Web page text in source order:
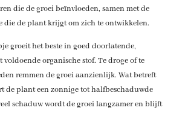
die de groei beïnvloeden, samen met de
die de plant krijgt om zich te ontwikkelen.
groeit het beste in goed doorlatende,
voldoende organische stof. Te droge of te
remmen de groei aanzienlijk. Wat betreft
de plant een zonnige tot halfbeschaduwde
schaduw wordt de groei langzamer en blijft